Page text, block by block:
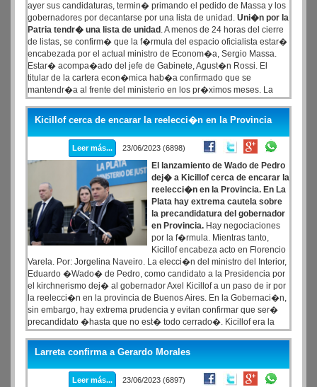
ayer sus candidaturas, termin� primando el pedido de Massa y los
gobernadores por decantarse por una lista de unidad. Uni�n por la
Patria tendr� una lista de unidad . A menos de 24 horas del cierre
de listas, se confirm� que la f�rmula del espacio oficialista estar�
encabezada por el actual ministro de Econom�a, Sergio Massa.
Estar� acompa�ado del jefe de Gabinete, Agust�n Rossi. El
titular de la cartera econ�mica hab�a confirmado que se
mantendr�a al frente del ministerio en los pr�ximos meses. La
f�rmula de unidad se cerr� en un di�logo que mantuvieron este
viernes Alberto Fern�ndez con Cristina Fern�ndez de Kirchner.
Kicillof cerca de encarar la reelecci�n en la Provincia
Leer más... 23/06/2023 (6898)
El lanzamiento de Wado de Pedro
dej� a Kicillof cerca de encarar la
reelecci�n en la Provincia. En La
Plata hay extrema cautela sobre
la precandidatura del gobernador
en Provincia. Hay negociaciones
por la f�rmula. Mientras tanto,
Kicillof encabeza acto en Florencio
Varela. Por: Jorgelina Naveiro. La elecci�n del ministro del Interior,
Eduardo �Wado� de Pedro, como candidato a la Presidencia por
el kirchnerismo dej� al gobernador Axel Kicillof a un paso de ir por
la reelecci�n en la provincia de Buenos Aires. En la Gobernaci�n,
sin embargo, hay extrema prudencia y evitan confirmar que ser�
precandidato �hasta que no est� todo cerrado�. Kicillof era la
carta presidenciable m�s fuerte del espacio por su caudal de votos
y la versi�n de que ir�a a Naci�n en las �ltimas semanas
creci� con fuerza, empujada por La C�mpora.
Larreta confirma a Gerardo Morales
Leer más... 23/06/2023 (6897)